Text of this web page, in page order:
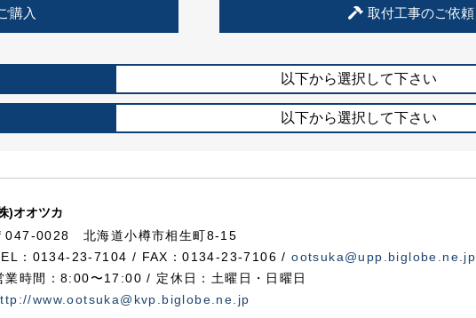
住宅使用部材標準化推進協議会
購入 取付工事のご依頼
以下から選択して下さい
以下から選択して下さい
)オオツカ
047-0028 北海道小樽市相生町8-15
：0134-23-7104 / FAX：0134-23-7106 /ootsuka@upp.biglobe.ne.jp
業時間：8:00〜17:00 / 定休日：土曜日・日曜日
www.ootsuka@kvp.biglobe.ne.jp